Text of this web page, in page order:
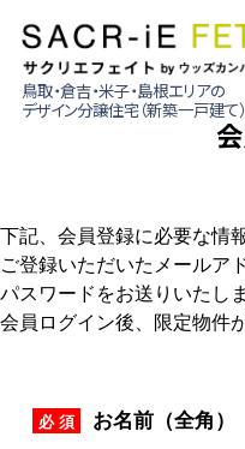
鳥取・倉吉・米子・島根エリアの
デザイン分譲住宅（新築一戸建て）
下記、会員登録に必要な情
ご登録いただいたメールア
パスワードをお送りいたしま
会員ログイン後、限定物件
必 須 お名前（全角）